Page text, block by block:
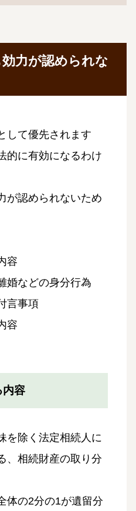
力が認められな
して優先されます
的に有効になるわけ
が認められないため
容
婚などの身分行為
言事項
容
内容
を除く法定相続人に
、相続財産の取り分
体の2分の1が遺留分